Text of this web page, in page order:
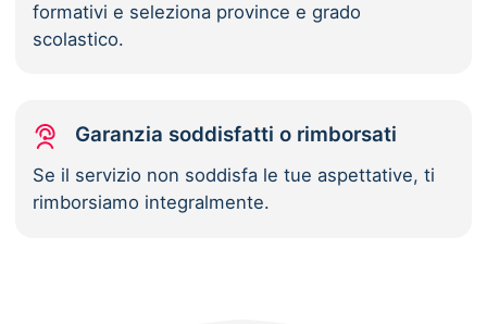
formativi e seleziona province e grado
scolastico.
Garanzia soddisfatti o rimborsati
Se il servizio non soddisfa le tue aspettative, ti
rimborsiamo integralmente.